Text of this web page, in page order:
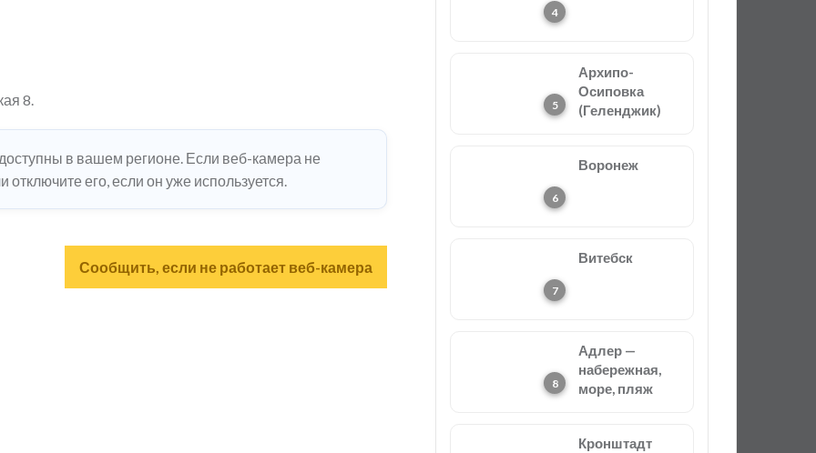
8.
в вашем регионе. Если веб-камера не
его, если он уже используется.
Сообщить, если не работает веб-камера
Архипо-
Осиповка
(Геленджик)
Воронеж
Витебск
Адлер —
набережная,
море, пляж
Кронштадт